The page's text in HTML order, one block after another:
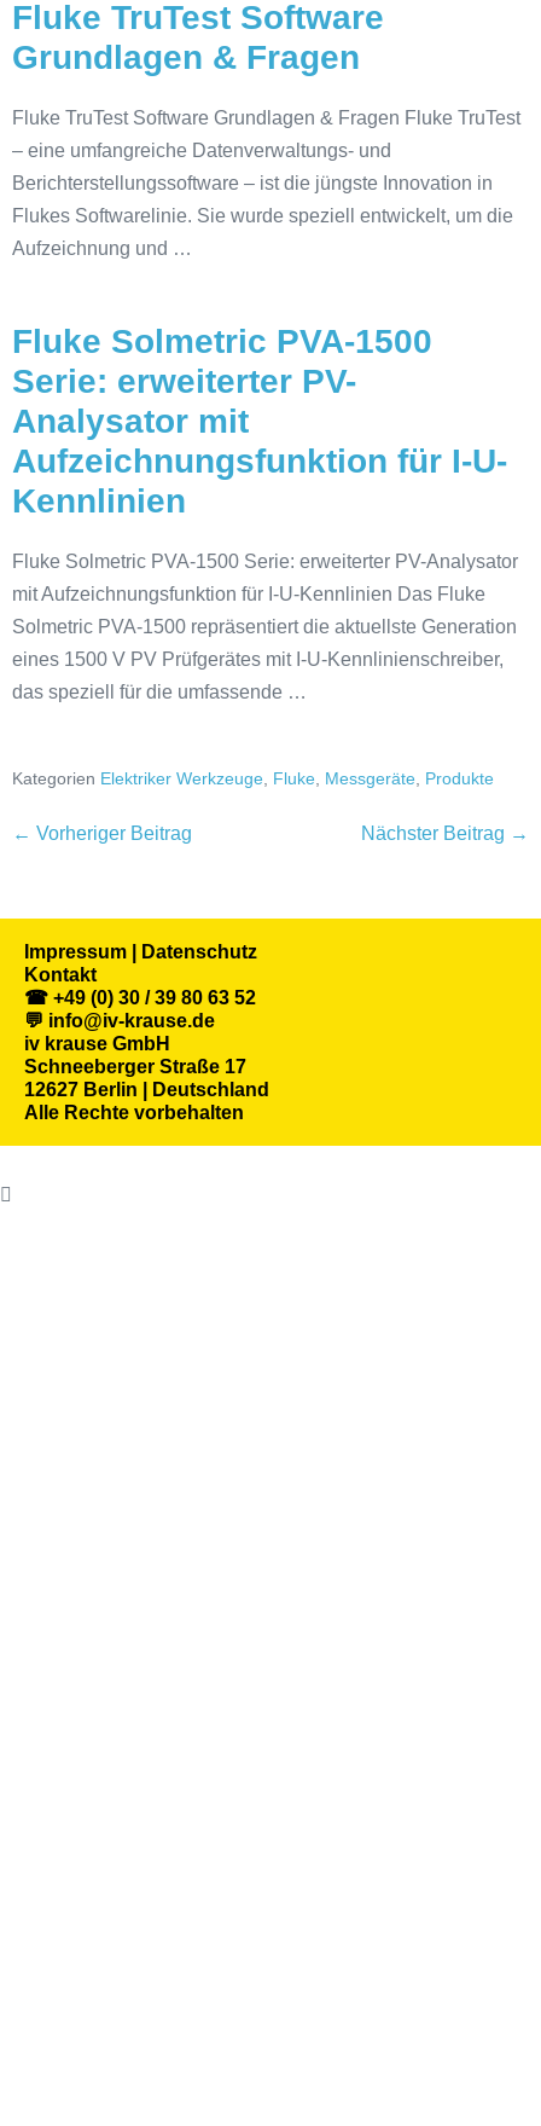
Fluke TruTest Software
Grundlagen & Fragen
Fluke TruTest Software Grundlagen & Fragen Fluke TruTest
– eine umfangreiche Datenverwaltungs- und
Berichterstellungssoftware – ist die jüngste Innovation in
Flukes Softwarelinie. Sie wurde speziell entwickelt, um die
Aufzeichnung und …
Fluke Solmetric PVA-1500
Serie: erweiterter PV-
Analysator mit
Aufzeichnungsfunktion für I-U-
Kennlinien
Fluke Solmetric PVA-1500 Serie: erweiterter PV-Analysator
mit Aufzeichnungsfunktion für I-U-Kennlinien Das Fluke
Solmetric PVA-1500 repräsentiert die aktuellste Generation
eines 1500 V PV Prüfgerätes mit I-U-Kennlinienschreiber,
das speziell für die umfassende …
Kategorien Elektriker Werkzeuge Fluke Messgeräte Produkte
← Vorheriger Beitrag Nächster Beitrag →
Impressum | Datenschutz
Kontakt
☎ +49 (0) 30 / 39 80 63 52
💬 info@iv-krause.de
iv krause GmbH
Schneeberger Straße 17
12627 Berlin | Deutschland
Alle Rechte vorbehalten